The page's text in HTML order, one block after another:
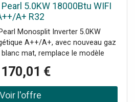
5.0KW 18000Btu WIFI
A+ R32
Monosplit Inverter 5.0KW
A++/A+, avec nouveau gaz
blanc mat, remplace le modèle
la machine extérieure
Télécommande (YR-HE)
pour le contrôle à distance de
€